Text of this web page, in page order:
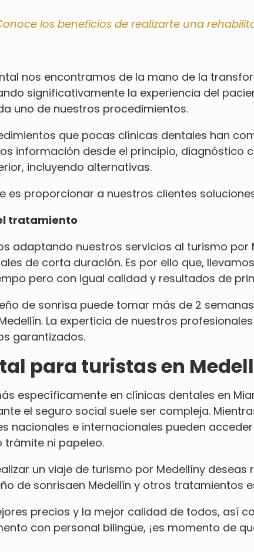
los beneficios de realizarte una
nos encontramos de la mano de la
significativamente la experiencia del
uno de nuestros procedimientos.
que pocas clínicas dentales han
información desde el principio, diagnóstico
incluyendo alternativas.
es proporcionar a nuestros clientes
tratamiento
adaptando nuestros servicios al turismo por
de corta duración. Es por ello que,
pero con igual calidad y resultados de
de sonrisa puede tomar más de 2
La experticia de nuestros
garantizados.
para turistas en
específicamente en clínicas dentales en
el seguro social suele ser compleja.
nacionales e internacionales pueden
trámite ni papeleo.
un viaje de turismo por Medellíny
de sonrisaen Medellín y otros tratamientos
precios y la mejor calidad de todos, así
con personal bilingüe, ¡es momento de